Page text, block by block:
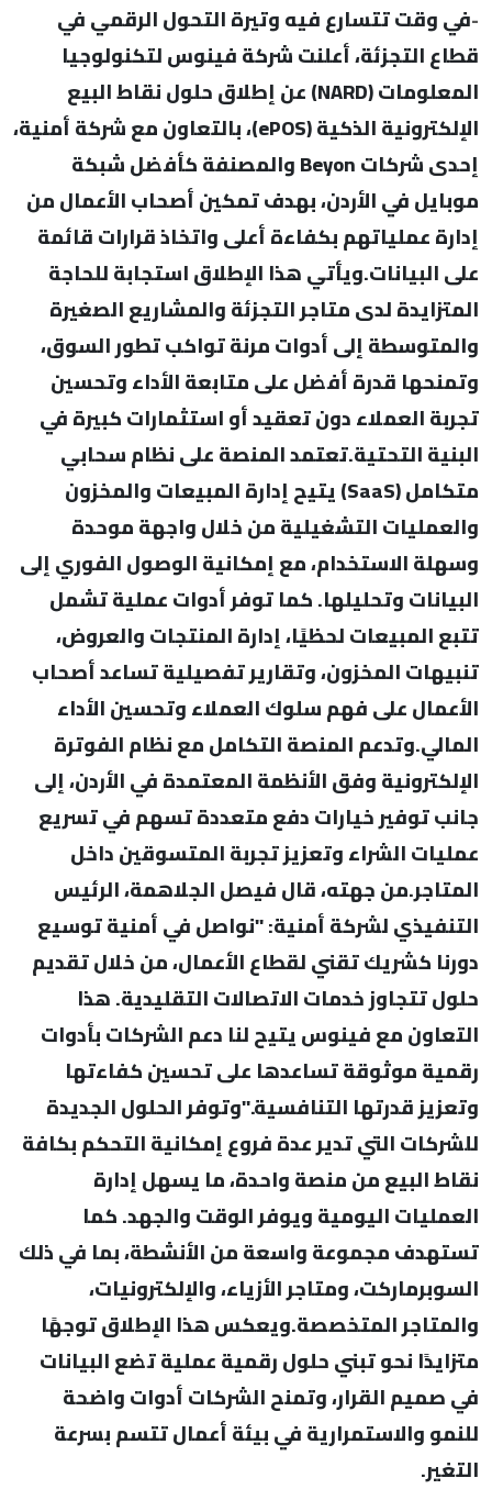
-في وقت تتسارع فيه وتيرة التحول الرقمي في
قطاع التجزئة، أعلنت شركة فينوس لتكنولوجيا
المعلومات (NARD) عن إطلاق حلول نقاط البيع
الإلكترونية الذكية (ePOS)، بالتعاون مع شركة أمنية،
إحدى شركات Beyon والمصنفة كأفضل شبكة
موبايل في الأردن، بهدف تمكين أصحاب الأعمال من
إدارة عملياتهم بكفاءة أعلى واتخاذ قرارات قائمة
على البيانات.ويأتي هذا الإطلاق استجابة للحاجة
المتزايدة لدى متاجر التجزئة والمشاريع الصغيرة
والمتوسطة إلى أدوات مرنة تواكب تطور السوق،
وتمنحها قدرة أفضل على متابعة الأداء وتحسين
تجربة العملاء دون تعقيد أو استثمارات كبيرة في
البنية التحتية.تعتمد المنصة على نظام سحابي
متكامل (SaaS) يتيح إدارة المبيعات والمخزون
والعمليات التشغيلية من خلال واجهة موحدة
وسهلة الاستخدام، مع إمكانية الوصول الفوري إلى
البيانات وتحليلها. كما توفر أدوات عملية تشمل
تتبع المبيعات لحظيًا، إدارة المنتجات والعروض،
تنبيهات المخزون، وتقارير تفصيلية تساعد أصحاب
الأعمال على فهم سلوك العملاء وتحسين الأداء
المالي.وتدعم المنصة التكامل مع نظام الفوترة
الإلكترونية وفق الأنظمة المعتمدة في الأردن، إلى
جانب توفير خيارات دفع متعددة تسهم في تسريع
عمليات الشراء وتعزيز تجربة المتسوقين داخل
المتاجر.من جهته، قال فيصل الجلاهمة، الرئيس
التنفيذي لشركة أمنية: "نواصل في أمنية توسيع
دورنا كشريك تقني لقطاع الأعمال، من خلال تقديم
حلول تتجاوز خدمات الاتصالات التقليدية. هذا
التعاون مع فينوس يتيح لنا دعم الشركات بأدوات
رقمية موثوقة تساعدها على تحسين كفاءتها
وتعزيز قدرتها التنافسية."وتوفر الحلول الجديدة
للشركات التي تدير عدة فروع إمكانية التحكم بكافة
نقاط البيع من منصة واحدة، ما يسهل إدارة
العمليات اليومية ويوفر الوقت والجهد. كما
تستهدف مجموعة واسعة من الأنشطة، بما في ذلك
السوبرماركت، ومتاجر الأزياء، والإلكترونيات،
والمتاجر المتخصصة.ويعكس هذا الإطلاق توجهًا
متزايدًا نحو تبني حلول رقمية عملية تضع البيانات
في صميم القرار، وتمنح الشركات أدوات واضحة
للنمو والاستمرارية في بيئة أعمال تتسم بسرعة
التغير.